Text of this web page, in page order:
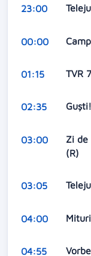
23:00
00:00
01:15 TVR
02:35
03:00
Zi de
(R)
03:05
04:00
04:55